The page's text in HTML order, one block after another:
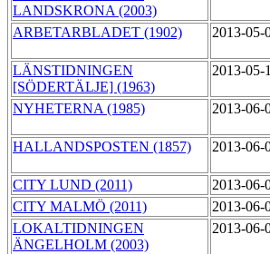
LANDSKRONA (2003)
ARBETARBLADET (1902)
2013-05-
LÄNSTIDNINGEN
[SÖDERTÄLJE] (1963)
2013-05-
NYHETERNA (1985)
2013-06-
HALLANDSPOSTEN (1857)
2013-06-
CITY LUND (2011)
2013-06-
CITY MALMÖ (2011)
2013-06-
LOKALTIDNINGEN
ÄNGELHOLM (2003)
2013-06-